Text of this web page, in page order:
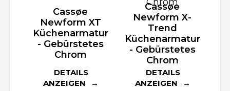
Cassøe
Newform XT
Küchenarmatur
- Gebürstetes
Chrom
DETAILS
ANZEIGEN
Cassøe
Newform X-
Trend
Küchenarmatur
- Gebürstetes
Chrom
DETAILS
ANZEIGEN